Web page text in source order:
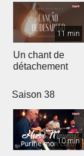
11 min
Un chant de
détachement
Saison 38
10 min